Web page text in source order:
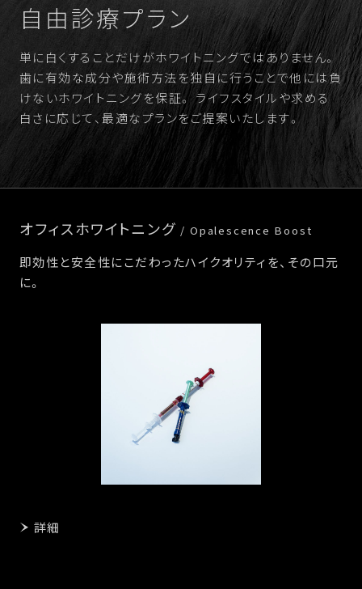
自由診療プラン
単に白くすることだけがホワイトニングではありません。
歯に有効な成分や施術方法を独自に行うことで他には負
けないホワイトニングを保証。ライフスタイルや求める
白さに応じて、最適なプランをご提案いたします。
オフィスホワイトニング / Opalescence Boost
即効性と安全性にこだわったハイクオリティを、その口元
に。
詳細